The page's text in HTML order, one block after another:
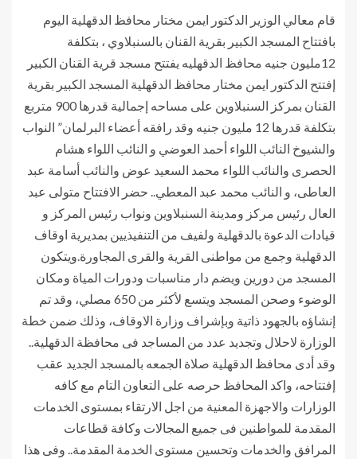
قام معالي الوزير الدكتور ايمن مختار محافظ الدقهلية اليوم
بافتتاح المسجد الكبير بقرية القنان بالسنبلاوي ، بتكلفة
12مليون جنيه محافظ الدقهليه يفتتح مسجد قرية القنان الكبير
إفتتح الدكتور ايمن مختار محافظ الدقهلية المسجد الكبير بقرية
القنان بمركز السنبلاوين على مساحه إجمالية قدرها 900 متربع
بتكلفة قدرها 12 مليون جنيه وقد رافقه أعضاء البرلمان” النواب
والشيوخ النائب اللواء أحمد العوضي و النائب اللواء هشام
الحصرى والنائب اللواء محمد السعيد عوض والنائب أسامة عبد
العاطى، و النائب محمد عبد المعطي.. حضر الافتتاح متولى عبد
العال رئيس مركز ومدينة السنبلاوين ونواب رئيس المركز و
قيادات الدعوة بالدقهلية ولفيف من التنفيذيين بمديرية اوقاف
الدقهلية وجمع من مواطنى القرية والقرى المجاورة.ويتكون
المسجد من دورين ويضم دار مناسبات ودورات المياة ومكان
الوضوء وصحن المسجد ويتسع لأكثر من 650 مصلي، وقد تم
إنشاؤه بالجهود ذاتية وبإشراف وزارة الاوقاف، وذلك ضمن خطة
الوزارة لاحلال وتجديد عدد من المساجد فى محافظة الدقهلية..
وقد أدى محافظ الدقهلية صلاة الجمعه بالمسجد الجديد عقب
إفتتاحه، واكد المحافظ حرصه على التعاون التام مع كافه
الوزارات والاجهزة المعنية من اجل الارتقاء بمستوى الخدمات
المقدمة للمواطنين فى جميع المجالات وكافة قطاعات
المرافق والخدمات وتحسين مستوى الخدمة المقدمة.. وفى هذا